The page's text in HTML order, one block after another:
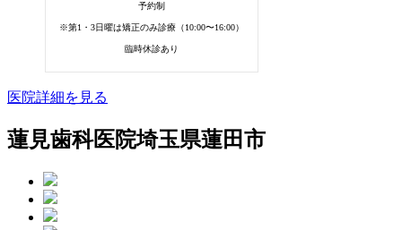
予約制
※第1・3日曜は矯正のみ診療（10:00〜16:00）
臨時休診あり
医院詳細を見る
蓮見歯科医院埼玉県蓮田市